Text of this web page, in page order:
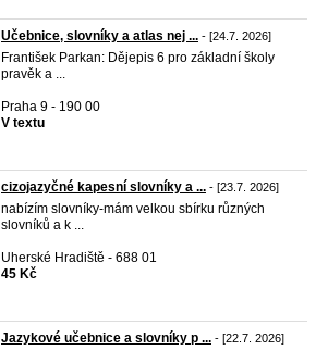
Učebnice, slovníky a atlas nej ... - [24.7. 2026]
František Parkan: Dějepis 6 pro základní školy
pravěk a ...
Praha 9 - 190 00
V textu
cizojazyčné kapesní slovníky a ... - [23.7. 2026]
nabízím slovníky-mám velkou sbírku různých
slovníků a k ...
Uherské Hradiště - 688 01
45 Kč
Jazykové učebnice a slovníky p ... - [22.7. 2026]